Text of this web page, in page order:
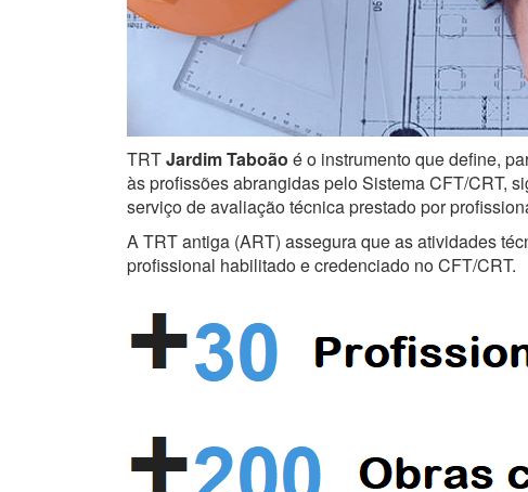
TRTJardim Taboão é o instrumento que define,
às profissões abrangidas pelo Sistema CFT/CRT,
serviço de avaliação técnica prestado por
A TRT antiga (ART) assegura que as atividades
profissional habilitado e credenciado no CFT/CRT.